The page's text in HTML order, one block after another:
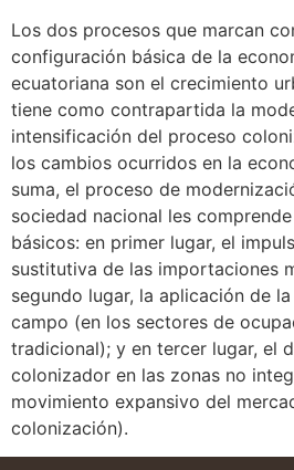
Los dos procesos que marcan
configuración básica de la
ecuatoriana son el crecimiento
tiene como contrapartida la
intensificación del proceso
los cambios ocurridos en la
suma, el proceso de
sociedad nacional les
básicos: en primer lugar, el
sustitutiva de las importaciones
segundo lugar, la aplicación de
campo (en los sectores de
tradicional); y en tercer lugar, el
colonizador en las zonas no
movimiento expansivo del
colonización).